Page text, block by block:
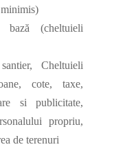
(cheltuieli
Cheltuieli
cote, taxe,
si publicitate,
propriu,
de terenuri